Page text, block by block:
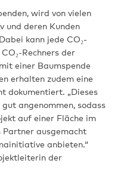
wird von vielen
deren Kunden
kann jede CO₂-
Rechners der
einer Baumspende
erhalten zudem eine
dokumentiert. „Dieses
angenommen, sodass
auf einer Fläche im
Partner ausgemacht
anbieten.“
der